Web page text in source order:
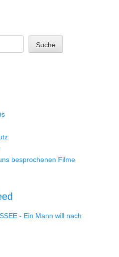
Suche
besprochenen Filme
- Ein Mann will nach